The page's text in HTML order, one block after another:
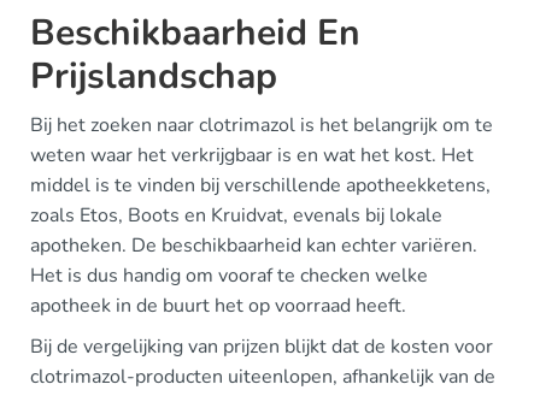
Beschikbaarheid En
Prijslandschap
Bij het zoeken naar clotrimazol is het belangrijk om te
weten waar het verkrijgbaar is en wat het kost. Het
middel is te vinden bij verschillende apotheekketens,
zoals Etos, Boots en Kruidvat, evenals bij lokale
apotheken. De beschikbaarheid kan echter variëren.
Het is dus handig om vooraf te checken welke
apotheek in de buurt het op voorraad heeft.
Bij de vergelijking van prijzen blijkt dat de kosten voor
clotrimazol-producten uiteenlopen, afhankelijk van de